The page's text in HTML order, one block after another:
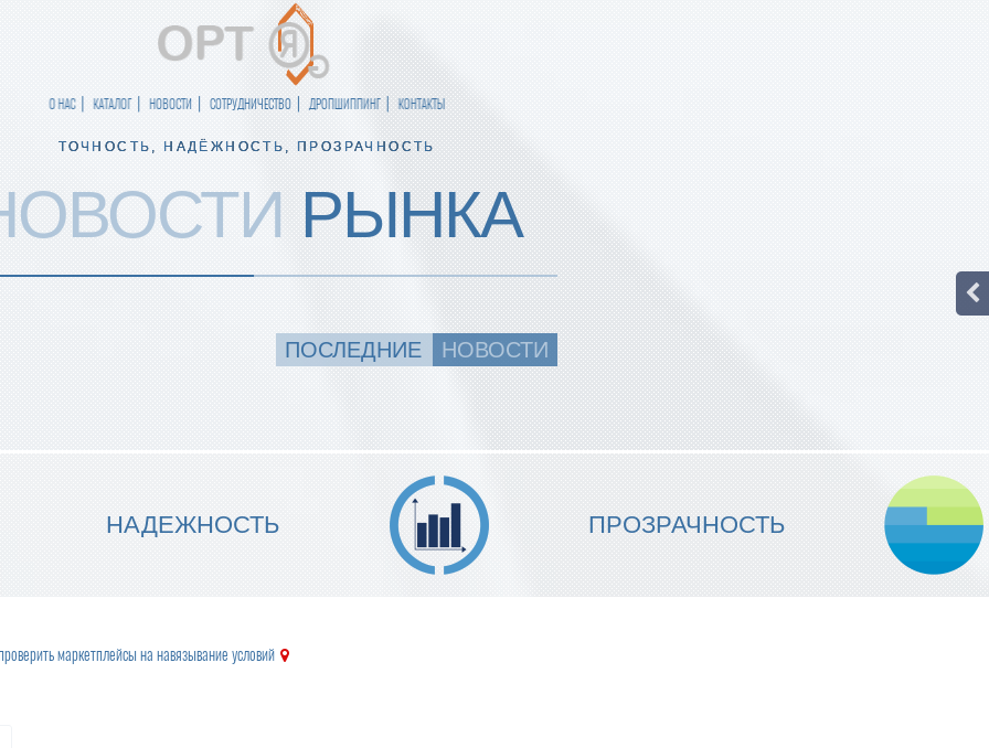
О НАС КАТАЛОГ НОВОСТИ СОТРУДНИЧЕСТВО ДРОПШИППИНГ КОНТАКТЫ
ТОЧНОСТЬ, НАДЁЖНОСТЬ, ПРОЗРАЧНОСТЬ
РЫНКА
ПОСЛЕДНИЕ НОВОСТИ
МЫ ГАРАНТИРУЕМ ТОЧНОСТЬ
ИСПОЛНЕНИЯ
НАДЕЖНОСТЬ
МЫ ОБЕСПЕЧИВАЕМ
НАДЕЖНОСТЬ ИСПОЛНЕНИЯ
ПРОЗРАЧНОСТЬ
маркетплейсы на навязывание условий